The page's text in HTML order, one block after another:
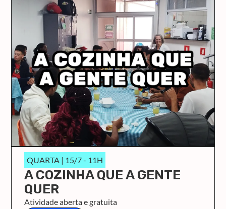
QUARTA | 15/7 - 11H
A COZINHA QUE A GENTE
QUER
Atividade aberta e gratuita